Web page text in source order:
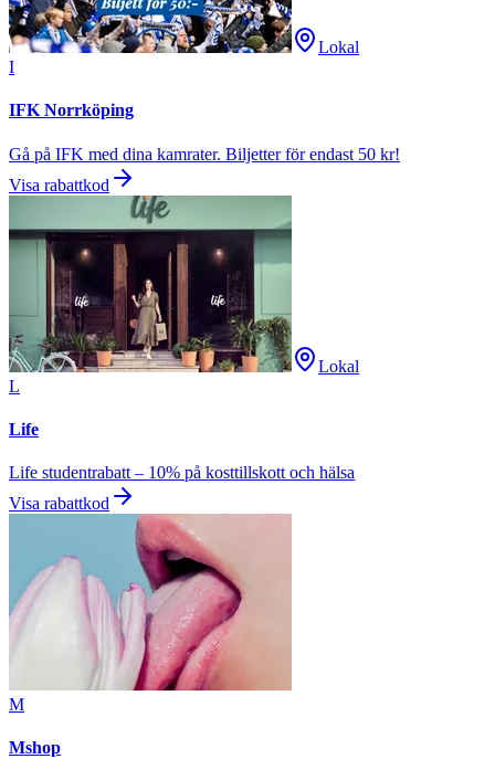
Lokal
I
IFK Norrköping
Gå på IFK med dina kamrater. Biljetter för endast 50 kr!
Visa rabattkod
Lokal
L
Life
Life studentrabatt – 10% på kosttillskott och hälsa
Visa rabattkod
M
Mshop